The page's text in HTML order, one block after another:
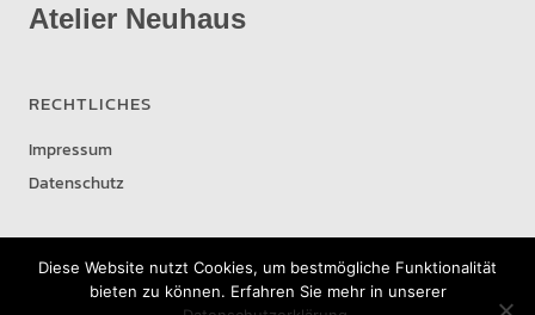
Atelier Neuhaus
RECHTLICHES
Impressum
Datenschutz
Diese Website nutzt Cookies, um bestmögliche Funktionalität
bieten zu können. Erfahren Sie mehr in unserer